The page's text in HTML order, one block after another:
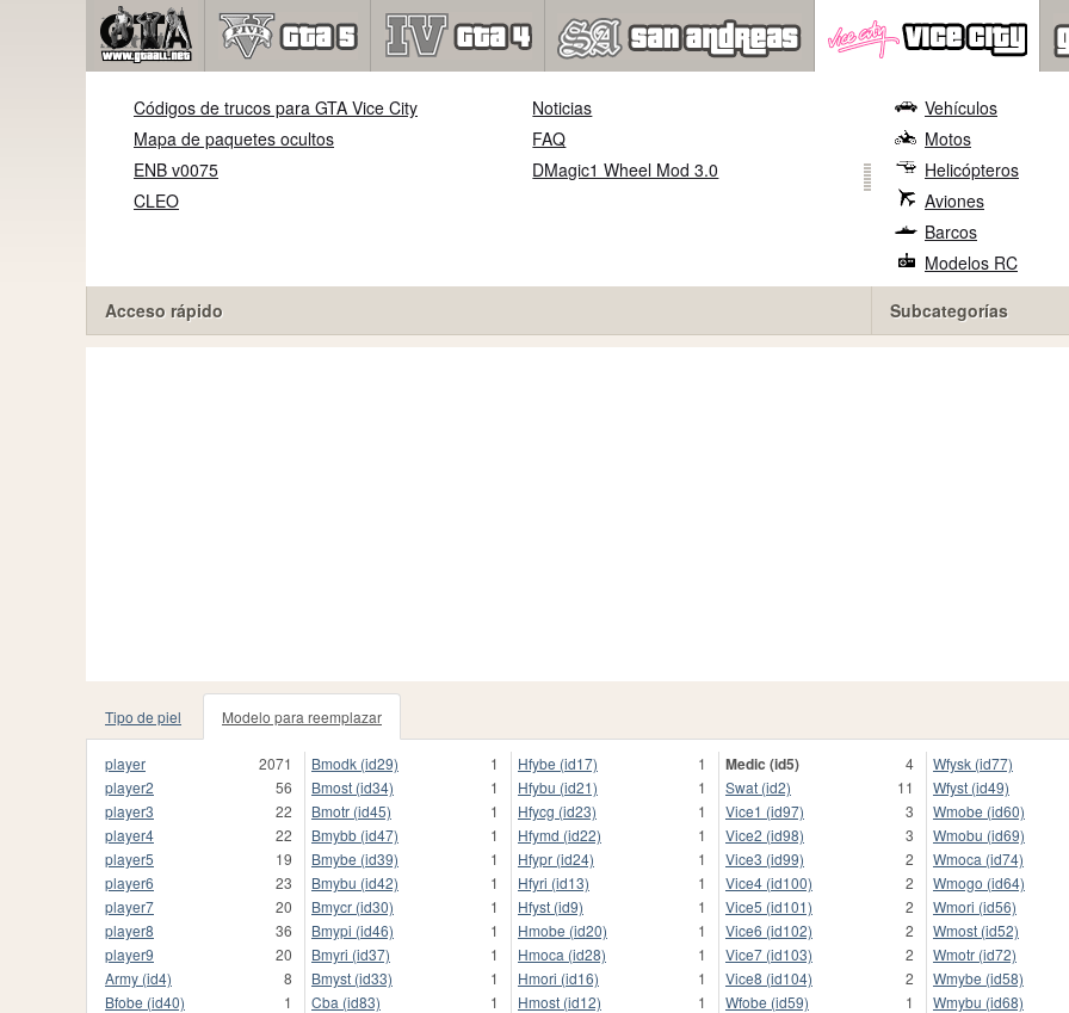
Códigos de trucos para GTA Vice City
Mapa de paquetes ocultos
ENB v0075
CLEO
Noticias
FAQ
DMagic1 Wheel Mod 3.0
Acceso rápido
Vehículos
Motos
Helicópteros
Aviones
Barcos
Modelos RC
Subcategorías
Tipo de piel Modelo para reemplazar
player
2071
player2
56
player3
22
player4
22
player5
19
player6
23
player7
20
player8
36
player9
20
Army (id4)
8
Bfobe (id40)
1
Bmodk (id29)
1
Bmost (id34)
1
Bmotr (id45)
1
Bmybb (id47)
1
Bmybe (id39)
1
Bmybu (id42)
1
Bmycr (id30)
1
Bmypi (id46)
1
Bmyri (id37)
1
Bmyst (id33)
1
Cba (id83)
1
Hfybe (id17)
1
Hfybu (id21)
1
Hfycg (id23)
1
Hfymd (id22)
1
Hfypr (id24)
1
Hfyri (id13)
1
Hfyst (id9)
1
Hmobe (id20)
1
Hmoca (id28)
1
Hmori (id16)
1
Hmost (id12)
1
Medic (id5)
4
Swat (id2)
11
Vice1 (id97)
3
Vice2 (id98)
3
Vice3 (id99)
2
Vice4 (id100)
2
Vice5 (id101)
2
Vice6 (id102)
2
Vice7 (id103)
2
Vice8 (id104)
2
Wfobe (id59)
1
Wfysk (id77)
Wfyst (id49)
Wmobe (id60)
Wmobu (id69)
Wmoca (id74)
Wmogo (id64)
Wmori (id56)
Wmost (id52)
Wmotr (id72)
Wmybe (id58)
Wmybu (id68)